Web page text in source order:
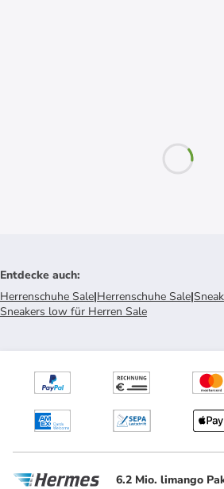
Entdecke auch:
Herrenschuhe Sale|Herrenschuhe Sale|
Sneakers low für Herren Sale
6.2 Mio. limango